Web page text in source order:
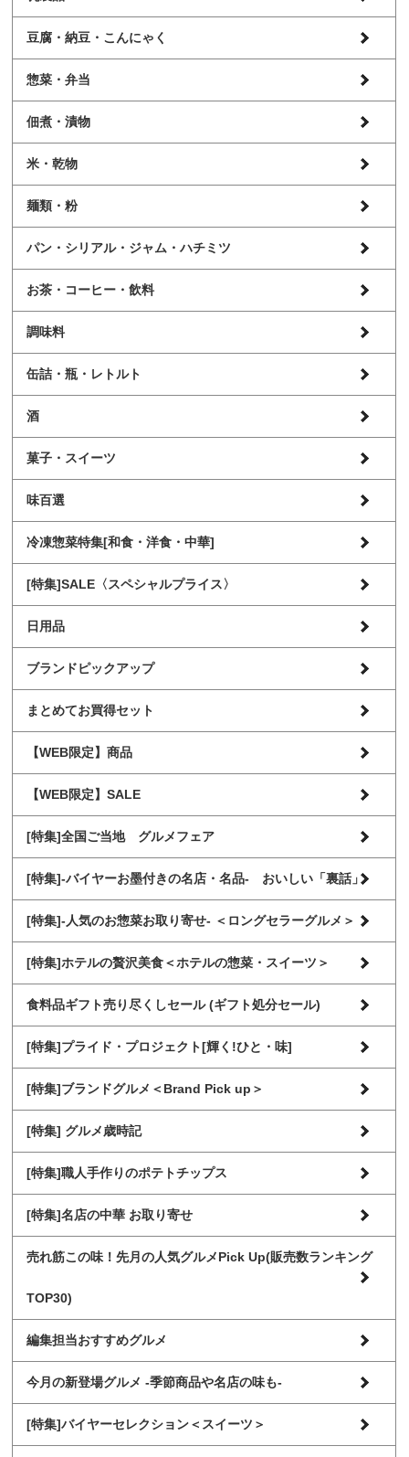
豆腐・納豆・こんにゃく
惣菜・弁当
佃煮・漬物
米・乾物
麺類・粉
パン・シリアル・ジャム・ハチミツ
お茶・コーヒー・飲料
調味料
缶詰・瓶・レトルト
酒
菓子・スイーツ
味百選
冷凍惣菜特集[和食・洋食・中華]
[特集]SALE〈スペシャルプライス〉
日用品
ブランドピックアップ
まとめてお買得セット
【WEB限定】商品
【WEB限定】SALE
[特集]全国ご当地 グルメフェア
[特集]-バイヤーお墨付きの名店・名品- おいしい「裏話」
[特集]-人気のお惣菜お取り寄せ- ＜ロングセラーグルメ＞
[特集]ホテルの贅沢美食＜ホテルの惣菜・スイーツ＞
食料品ギフト売り尽くしセール (ギフト処分セール)
[特集]プライド・プロジェクト[輝く!ひと・味]
[特集]ブランドグルメ＜Brand Pick up＞
[特集] グルメ歳時記
[特集]職人手作りのポテトチップス
[特集]名店の中華 お取り寄せ
売れ筋この味！先月の人気グルメPick Up(販売数ランキング
TOP30)
編集担当おすすめグルメ
今月の新登場グルメ -季節商品や名店の味も-
[特集]バイヤーセレクション＜スイーツ＞